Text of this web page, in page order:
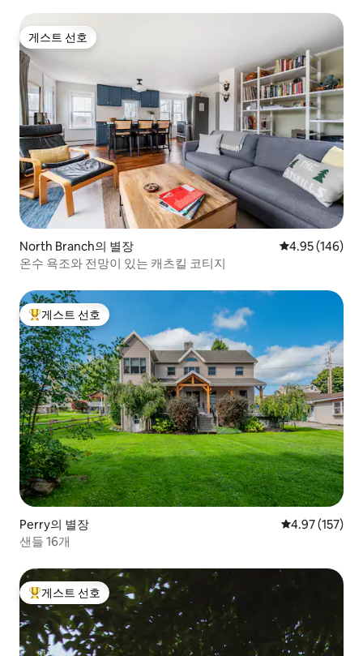
게스트 선호
게스트 선호
North Branch의 별장 평점 4.95점(5
4.95 (146)
온수 욕조와 전망이 있는 캐츠킬 코티지
상위 게스트 선호
게스트 선호
Perry의 별장 평점 4.97점(5
4.97 (157)
샌들 16개
상위 게스트 선호
게스트 선호